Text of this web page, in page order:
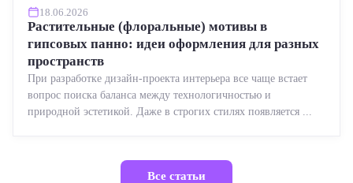
18.06.2026
Растительные (флоральные) мотивы в
гипсовых панно: идеи оформления для разных
пространств
При разработке дизайн-проекта интерьера все чаще встает
вопрос поиска баланса между технологичностью и
природной эстетикой. Даже в строгих стилях появляется ...
Все статьи